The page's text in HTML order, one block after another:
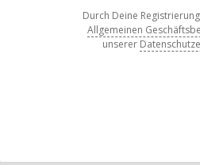
Durch Deine
Allgemeinen
unserer